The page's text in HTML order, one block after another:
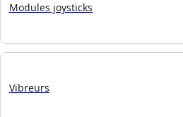
Modules joysticks
Vibreurs